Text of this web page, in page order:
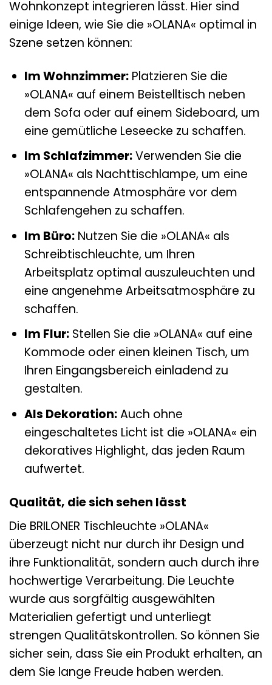
Wohnkonzept integrieren lässt. Hier sind
einige Ideen, wie Sie die »OLANA« optimal in
Szene setzen können:
Im Wohnzimmer:Platzieren Sie die
»OLANA« auf einem Beistelltisch neben
dem Sofa oder auf einem Sideboard, um
eine gemütliche Leseecke zu schaffen.
Im Schlafzimmer:Verwenden Sie die
»OLANA« als Nachttischlampe, um eine
entspannende Atmosphäre vor dem
Schlafengehen zu schaffen.
Im Büro:Nutzen Sie die »OLANA« als
Schreibtischleuchte, um Ihren
Arbeitsplatz optimal auszuleuchten und
eine angenehme Arbeitsatmosphäre zu
schaffen.
Im Flur:Stellen Sie die »OLANA« auf eine
Kommode oder einen kleinen Tisch, um
Ihren Eingangsbereich einladend zu
gestalten.
Als Dekoration:Auch ohne
eingeschaltetes Licht ist die »OLANA« ein
dekoratives Highlight, das jeden Raum
aufwertet.
Qualität, die sich sehen lässt
Die BRILONER Tischleuchte »OLANA«
überzeugt nicht nur durch ihr Design und
ihre Funktionalität, sondern auch durch ihre
hochwertige Verarbeitung. Die Leuchte
wurde aus sorgfältig ausgewählten
Materialien gefertigt und unterliegt
strengen Qualitätskontrollen. So können Sie
sicher sein, dass Sie ein Produkt erhalten, an
dem Sie lange Freude haben werden.